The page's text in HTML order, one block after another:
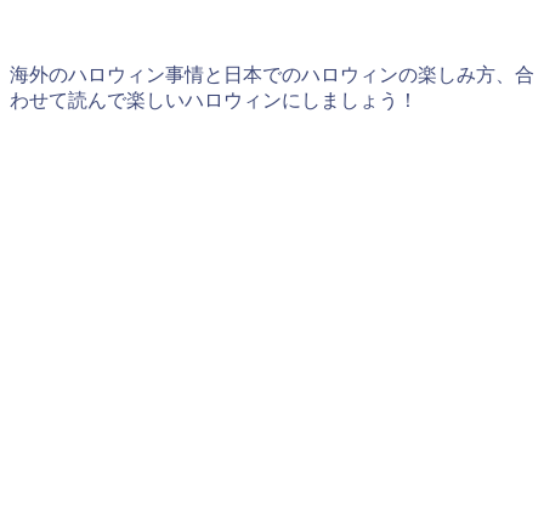
海外のハロウィン事情と日本でのハロウィンの楽しみ方、合
わせて読んで楽しいハロウィンにしましょう！